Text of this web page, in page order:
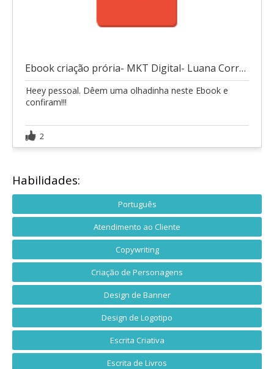
Ebook criação prória- MKT Digital- Luana Correa
Heey pessoal. Dêem uma olhadinha neste Ebook e
confiram!!!
2
Habilidades:
Português
Atendimento ao Cliente
Copywriting
Criação de Personagens
Design de Banner
Design de Logotipo
Escrita Criativa
Escrita de Livros